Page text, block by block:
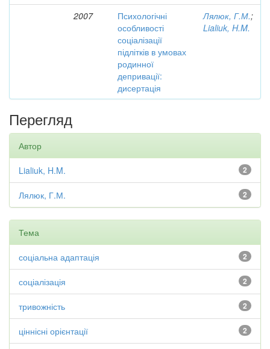
2007
Психологічні
особливості
соціалізації
підлітків в умовах
родинної
депривації:
дисертація
Лялюк, Г.М.;
Lialiuk, H.M.
Перегляд
Автор
2
Lialiuk, H.M.
2
Лялюк, Г.М.
Тема
2
соціальна адаптація
2
соціалізація
2
тривожність
2
ціннісні орієнтації